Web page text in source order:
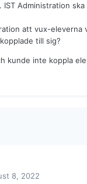
IST Administration
att vux-eleverna
till sig?
kunde inte koppla
8, 2022